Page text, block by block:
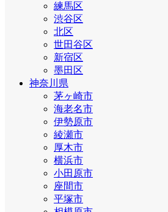
練馬区
渋谷区
北区
世田谷区
新宿区
墨田区
神奈川県
茅ヶ崎市
海老名市
伊勢原市
綾瀬市
厚木市
横浜市
小田原市
座間市
平塚市